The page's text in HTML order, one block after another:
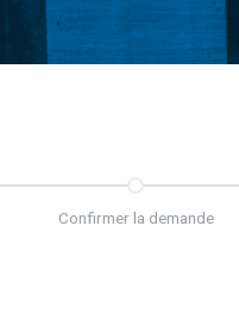
Confirmer la demande